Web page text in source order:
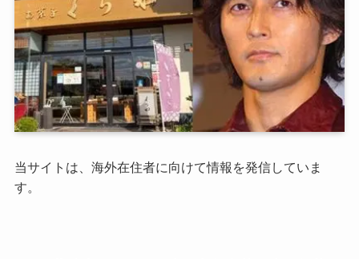
当サイトは、海外在住者に向けて情報を発信していま
す。